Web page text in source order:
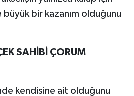
bir kazanım olduğunu
SAHİBİ ÇORUM
kendisine ait olduğunu